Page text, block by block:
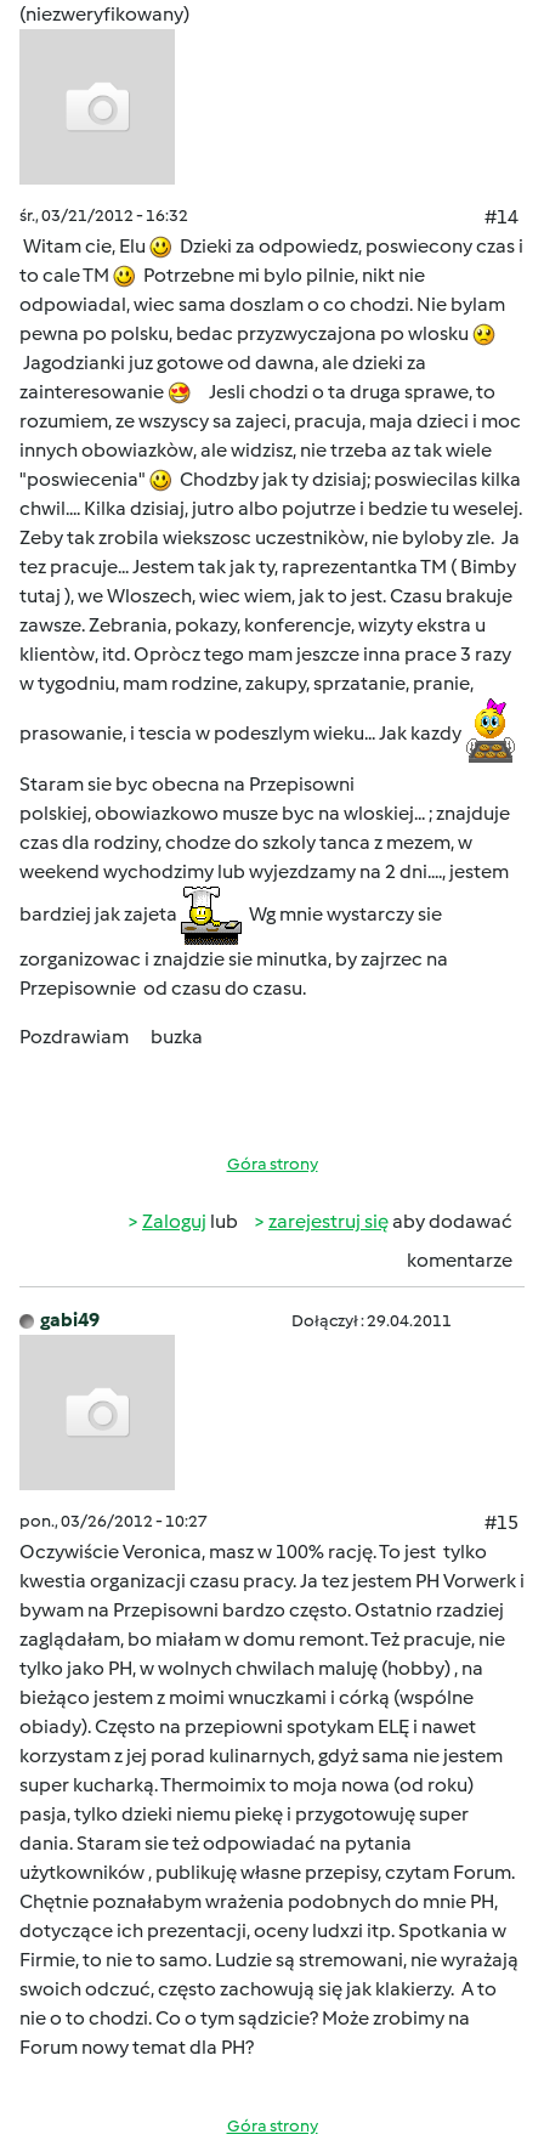
(niezweryfikowany)
śr., 03/21/2012 - 16:32
#14
Witam cie, Elu
Dzieki za odpowiedz, poswiecony czas i
to cale TM
Potrzebne mi bylo pilnie, nikt nie
odpowiadal, wiec sama doszlam o co chodzi. Nie bylam
pewna po polsku, bedac przyzwyczajona po wlosku
Jagodzianki juz gotowe od dawna, ale dzieki za
zainteresowanie
Jesli chodzi o ta druga sprawe, to
rozumiem, ze wszyscy sa zajeci, pracuja, maja dzieci i moc
innych obowiazkòw, ale widzisz, nie trzeba az tak wiele
"poswiecenia"
Chodzby jak ty dzisiaj; poswiecilas kilka
chwil.... Kilka dzisiaj, jutro albo pojutrze i bedzie tu weselej.
Zeby tak zrobila wiekszosc uczestnikòw, nie byloby zle. Ja
tez pracuje... Jestem tak jak ty, raprezentantka TM ( Bimby
tutaj ), we Wloszech, wiec wiem, jak to jest. Czasu brakuje
zawsze. Zebrania, pokazy, konferencje, wizyty ekstra u
klientòw, itd. Opròcz tego mam jeszcze inna prace 3 razy
w tygodniu, mam rodzine, zakupy, sprzatanie, pranie,
prasowanie, i tescia w podeszlym wieku... Jak kazdy
Staram sie byc obecna na Przepisowni
polskiej, obowiazkowo musze byc na wloskiej... ; znajduje
czas dla rodziny, chodze do szkoly tanca z mezem, w
weekend wychodzimy lub wyjezdzamy na 2 dni...., jestem
bardziej jak zajeta
Wg mnie wystarczy sie
zorganizowac i znajdzie sie minutka, by zajrzec na
Przepisownie od czasu do czasu.
Pozdrawiam buzka
Góra strony
Zaloguj lub zarejestruj sięaby dodawać
komentarze
gabi49 Dołączył : 29.04.2011
pon., 03/26/2012 - 10:27
#15
Oczywiście Veronica, masz w 100% rację. To jest tylko
kwestia organizacji czasu pracy. Ja tez jestem PH Vorwerk i
bywam na Przepisowni bardzo często. Ostatnio rzadziej
zaglądałam, bo miałam w domu remont. Też pracuje, nie
tylko jako PH, w wolnych chwilach maluję (hobby) , na
bieżąco jestem z moimi wnuczkami i córką (wspólne
obiady). Często na przepiowni spotykam ELĘ i nawet
korzystam z jej porad kulinarnych, gdyż sama nie jestem
super kucharką. Thermoimix to moja nowa (od roku)
pasja, tylko dzieki niemu piekę i przygotowuję super
dania. Staram sie też odpowiadać na pytania
użytkowników , publikuję własne przepisy, czytam Forum.
Chętnie poznałabym wrażenia podobnych do mnie PH,
dotyczące ich prezentacji, oceny ludxzi itp. Spotkania w
Firmie, to nie to samo. Ludzie są stremowani, nie wyrażają
swoich odczuć, często zachowują się jak klakierzy. A to
nie o to chodzi. Co o tym sądzicie? Może zrobimy na
Forum nowy temat dla PH?
Góra strony